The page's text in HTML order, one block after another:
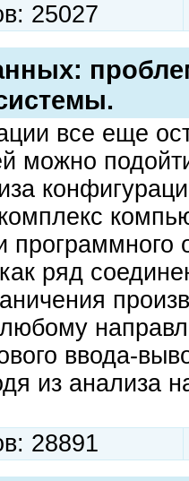
25027
все еще
можно
ряд
ввода-
из анализа
28891